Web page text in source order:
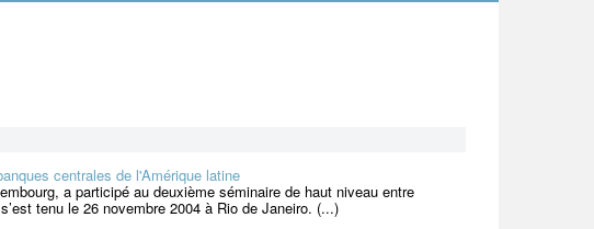
centrales de l'Amérique latine
a participé au deuxième séminaire de haut niveau entre
tenu le 26 novembre 2004 à Rio de Janeiro. (...)